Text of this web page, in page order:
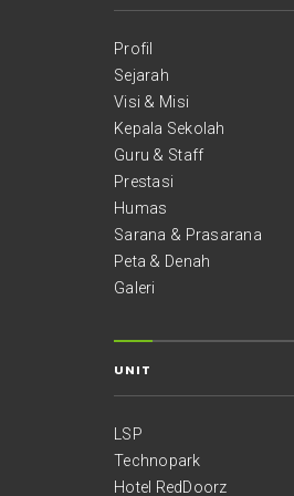
Profil
Sejarah
Visi & Misi
Kepala Sekolah
Guru & Staff
Prestasi
Humas
Sarana & Prasarana
Peta & Denah
Galeri
UNIT
LSP
Technopark
Hotel RedDoorz